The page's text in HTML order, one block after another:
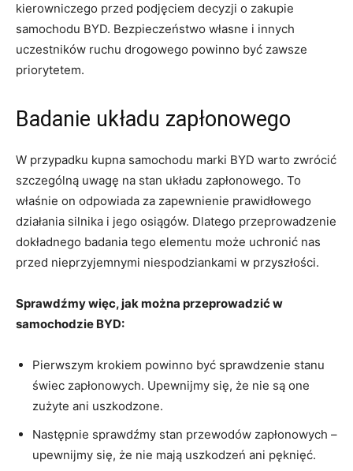
kierowniczego przed podjęciem decyzji o zakupie
‌samochodu BYD. Bezpieczeństwo własne i innych
uczestników ⁣ruchu drogowego ​powinno być ⁢zawsze
priorytetem.
Badanie‌ układu zapłonowego
W przypadku kupna samochodu marki​ BYD warto zwrócić⁤
szczególną ⁤uwagę na stan ​układu zapłonowego. To
właśnie ‌on odpowiada ​za zapewnienie prawidłowego‍
działania silnika i jego​ osiągów. ​Dlatego⁢ przeprowadzenie
dokładnego badania⁢ tego elementu może uchronić ‌nas
‍przed nieprzyjemnymi niespodziankami w przyszłości.
Sprawdźmy więc, jak można przeprowadzić w
‌samochodzie BYD:
Pierwszym krokiem‍ powinno⁤ być⁢ sprawdzenie stanu
⁣świec zapłonowych. Upewnijmy‍ się, że nie są one
zużyte‍ ani ​uszkodzone.
Następnie sprawdźmy stan przewodów zapłonowych –
upewnijmy się,‍ że nie mają uszkodzeń ani pęknięć.